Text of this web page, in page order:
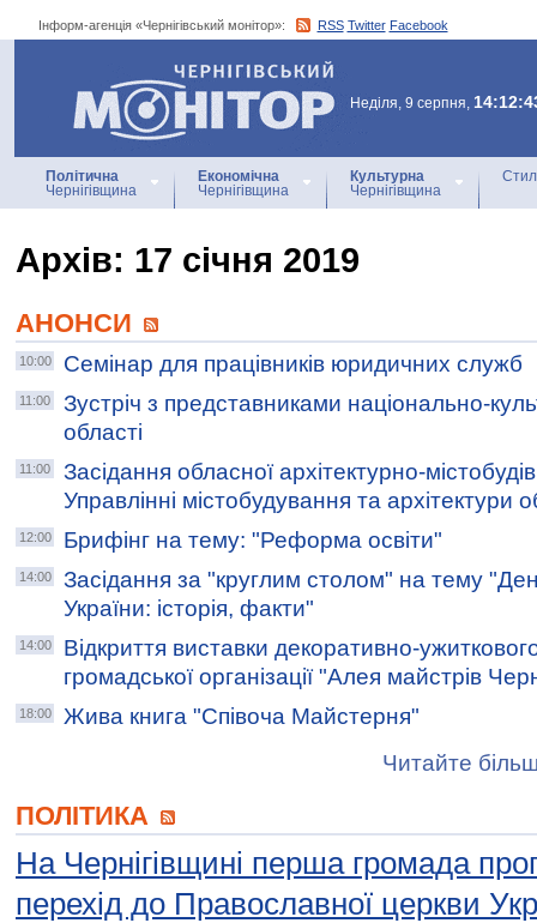
Інформ-агенція «Чернігівський монітор»: RSS Twitter Facebook
Інформ-агенція
«Чернігівський монітор»
Неділя, 9 серпня,
Політична
Чернігівщина
Економічна
Чернігівщина
Культурна
Чернігівщина
Архiв: 17 січня 2019
АНОНСИ
10:00 Семінар для працівників юридичних служб
11:00
Зустріч з представниками національно-
області
11:00
Засідання обласної архітектурно-
Управлінні містобудування та архітектури
12:00 Брифінг на тему: "Реформа освіти"
14:00
Засідання за "круглим столом" на тему
України: історія, факти"
14:00
Відкриття виставки декоративно-
громадської організації "Алея майстрів
18:00
Жива книга "Співоча Майстерня"
Читайте
ПОЛІТИКА
На Чернігівщині перша громада
перехід до Православної церкви